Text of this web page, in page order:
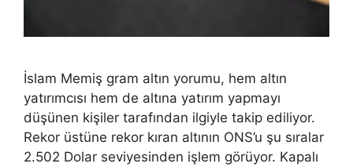
İslam Memiş gram altın yorumu, hem altın
yatırımcısı hem de altına yatırım yapmayı
düşünen kişiler tarafından ilgiyle takip ediliyor.
Rekor üstüne rekor kıran altının ONS’u şu sıralar
2.502 Dolar seviyesinden işlem görüyor. Kapalı